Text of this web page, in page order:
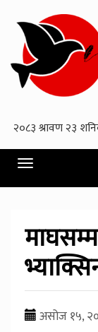
Toggle
navigation
असोज १५,